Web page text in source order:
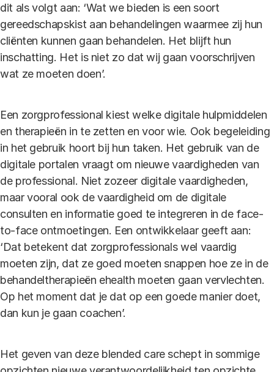
dit als volgt aan: ‘Wat we bieden is een soort
gereedschapskist aan behandelingen waarmee zij hun
cliënten kunnen gaan behandelen. Het blijft hun
inschatting. Het is niet zo dat wij gaan voorschrijven
wat ze moeten doen’.
Een zorgprofessional kiest welke digitale hulpmiddelen
en therapieën in te zetten en voor wie. Ook begeleiding
in het gebruik hoort bij hun taken. Het gebruik van de
digitale portalen vraagt om nieuwe vaardigheden van
de professional. Niet zozeer digitale vaardigheden,
maar vooral ook de vaardigheid om de digitale
consulten en informatie goed te integreren in de face-
to-face ontmoetingen. Een ontwikkelaar geeft aan:
‘Dat betekent dat zorgprofessionals wel vaardig
moeten zijn, dat ze goed moeten snappen hoe ze in de
behandeltherapieën ehealth moeten gaan vervlechten.
Op het moment dat je dat op een goede manier doet,
dan kun je gaan coachen’.
Het geven van deze blended care schept in sommige